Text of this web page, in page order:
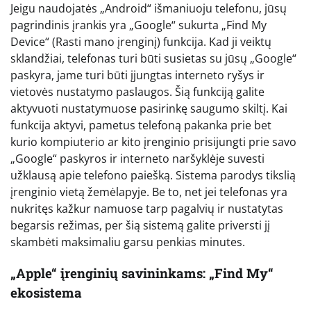
Jeigu naudojatės „Android“ išmaniuoju telefonu, jūsų
pagrindinis įrankis yra „Google“ sukurta „Find My
Device“ (Rasti mano įrenginį) funkcija. Kad ji veiktų
sklandžiai, telefonas turi būti susietas su jūsų „Google“
paskyra, jame turi būti įjungtas interneto ryšys ir
vietovės nustatymo paslaugos. Šią funkciją galite
aktyvuoti nustatymuose pasirinkę saugumo skiltį. Kai
funkcija aktyvi, pametus telefoną pakanka prie bet
kurio kompiuterio ar kito įrenginio prisijungti prie savo
„Google“ paskyros ir interneto naršyklėje suvesti
užklausą apie telefono paiešką. Sistema parodys tikslią
įrenginio vietą žemėlapyje. Be to, net jei telefonas yra
nukritęs kažkur namuose tarp pagalvių ir nustatytas
begarsis režimas, per šią sistemą galite priversti jį
skambėti maksimaliu garsu penkias minutes.
„Apple“ įrenginių savininkams: „Find My“
ekosistema